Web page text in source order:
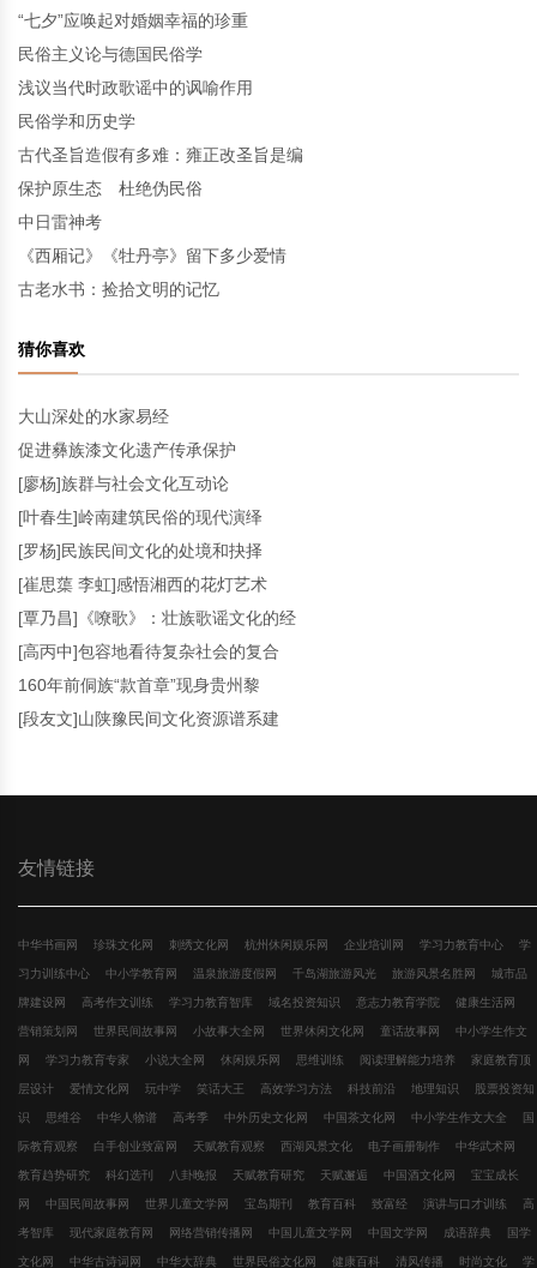
“七夕”应唤起对婚姻幸福的珍重
民俗主义论与德国民俗学
浅议当代时政歌谣中的讽喻作用
民俗学和历史学
古代圣旨造假有多难：雍正改圣旨是编
保护原生态 杜绝伪民俗
中日雷神考
《西厢记》《牡丹亭》留下多少爱情
古老水书：捡拾文明的记忆
猜你喜欢
大山深处的水家易经
促进彝族漆文化遗产传承保护
[廖杨]族群与社会文化互动论
[叶春生]岭南建筑民俗的现代演绎
[罗杨]民族民间文化的处境和抉择
[崔思蕖 李虹]感悟湘西的花灯艺术
[覃乃昌]《嘹歌》：壮族歌谣文化的经
[高丙中]包容地看待复杂社会的复合
160年前侗族“款首章”现身贵州黎
[段友文]山陕豫民间文化资源谱系建
友情链接
中华书画网 珍珠文化网 刺绣文化网 杭州休闲娱乐网 企业培训网 学习力教育中心 学
习力训练中心 中小学教育网 温泉旅游度假网 千岛湖旅游风光 旅游风景名胜网 城市品
牌建设网 高考作文训练 学习力教育智库 域名投资知识 意志力教育学院 健康生活网
营销策划网 世界民间故事网 小故事大全网 世界休闲文化网 童话故事网 中小学生作文
网 学习力教育专家 小说大全网 休闲娱乐网 思维训练 阅读理解能力培养 家庭教育顶
层设计 爱情文化网 玩中学 笑话大王 高效学习方法 科技前沿 地理知识 股票投资知
识 思维谷 中华人物谱 高考季 中外历史文化网 中国茶文化网 中小学生作文大全 国
际教育观察 白手创业致富网 天赋教育观察 西湖风景文化 电子画册制作 中华武术网
教育趋势研究 科幻选刊 八卦晚报 天赋教育研究 天赋邂逅 中国酒文化网 宝宝成长
网 中国民间故事网 世界儿童文学网 宝岛期刊 教育百科 致富经 演讲与口才训练 高
考智库 现代家庭教育网 网络营销传播网 中国儿童文学网 中国文学网 成语辞典 国学
文化网 中华古诗词网 中华大辞典 世界民俗文化网 健康百科 清风传播 时尚文化 学